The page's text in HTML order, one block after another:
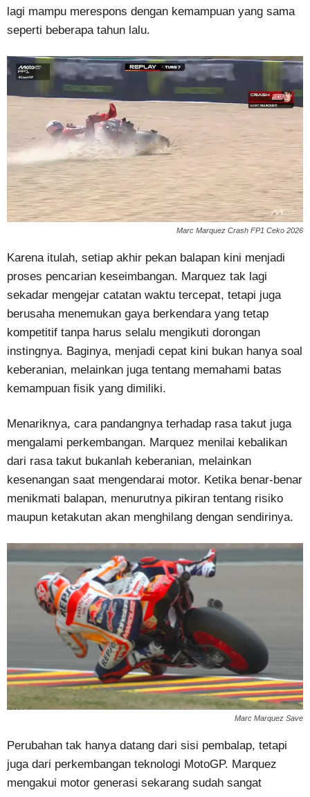
lagi mampu merespons dengan kemampuan yang sama
seperti beberapa tahun lalu.
Marc Marquez Crash FP1 Ceko 2026
Karena itulah, setiap akhir pekan balapan kini menjadi
proses pencarian keseimbangan. Marquez tak lagi
sekadar mengejar catatan waktu tercepat, tetapi juga
berusaha menemukan gaya berkendara yang tetap
kompetitif tanpa harus selalu mengikuti dorongan
instingnya. Baginya, menjadi cepat kini bukan hanya soal
keberanian, melainkan juga tentang memahami batas
kemampuan fisik yang dimiliki.
Menariknya, cara pandangnya terhadap rasa takut juga
mengalami perkembangan. Marquez menilai kebalikan
dari rasa takut bukanlah keberanian, melainkan
kesenangan saat mengendarai motor. Ketika benar-benar
menikmati balapan, menurutnya pikiran tentang risiko
maupun ketakutan akan menghilang dengan sendirinya.
Marc Marquez Save
Perubahan tak hanya datang dari sisi pembalap, tetapi
juga dari perkembangan teknologi MotoGP. Marquez
mengakui motor generasi sekarang sudah sangat